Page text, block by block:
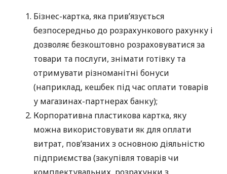
Бізнес-картка, яка прив’язується
безпосередньо до розрахункового рахунку і
дозволяє безкоштовно розраховуватися за
товари та послуги, знімати готівку та
отримувати різноманітні бонуси
(наприклад, кешбек під час оплати товарів
у магазинах-партнерах банку);
Корпоративна пластикова картка, яку
можна використовувати як для оплати
витрат, пов’язаних з основною діяльністю
підприємства (закупівля товарів чи